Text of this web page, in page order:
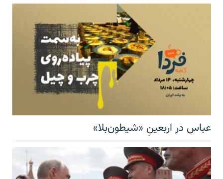
عباس در اربعینِ «شیطون‌بلا»